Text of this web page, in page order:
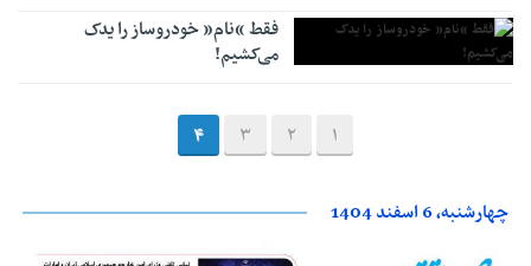
فقط “نام” خودروساز را یدک
می‌کشیم!
1
2
3
4
چهارشنبه، 6 اسفند 1404